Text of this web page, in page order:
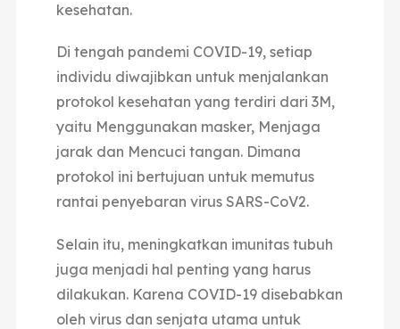
kesehatan.
Di tengah pandemi COVID-19, setiap
individu diwajibkan untuk menjalankan
protokol kesehatan yang terdiri dari 3M,
yaitu Menggunakan masker, Menjaga
jarak dan Mencuci tangan. Dimana
protokol ini bertujuan untuk memutus
rantai penyebaran virus SARS-CoV2.
Selain itu, meningkatkan imunitas tubuh
juga menjadi hal penting yang harus
dilakukan. Karena COVID-19 disebabkan
oleh virus dan senjata utama untuk